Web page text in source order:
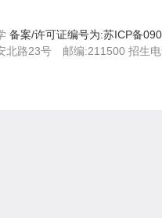
备案/许可证编号为:苏ICP备
北路23号 邮编:211500 招生